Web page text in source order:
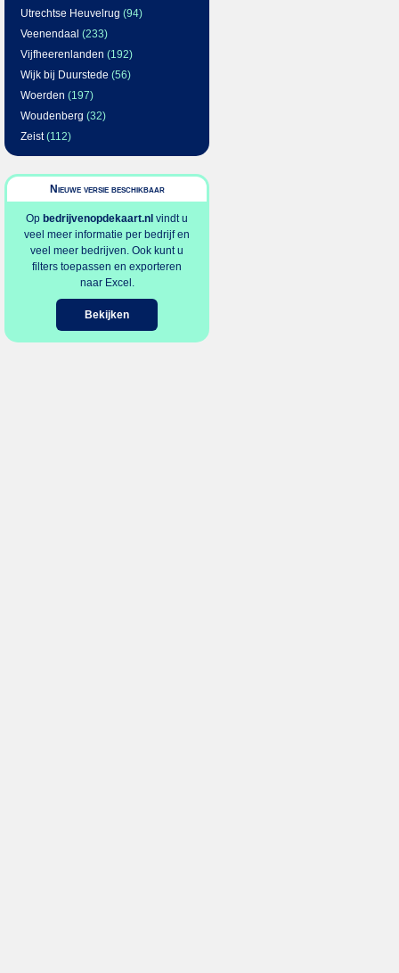
Utrechtse Heuvelrug (94)
Veenendaal (233)
Vijfheerenlanden (192)
Wijk bij Duurstede (56)
Woerden (197)
Woudenberg (32)
Zeist(112)
Nieuwe versie beschikbaar
Op bedrijvenopdekaart.nl vindt u
veel meer informatie per bedrijf en
veel meer bedrijven. Ook kunt u
filters toepassen en exporteren
naar Excel.
Bekijken